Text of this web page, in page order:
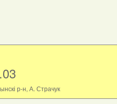
р-н, А. Страчук